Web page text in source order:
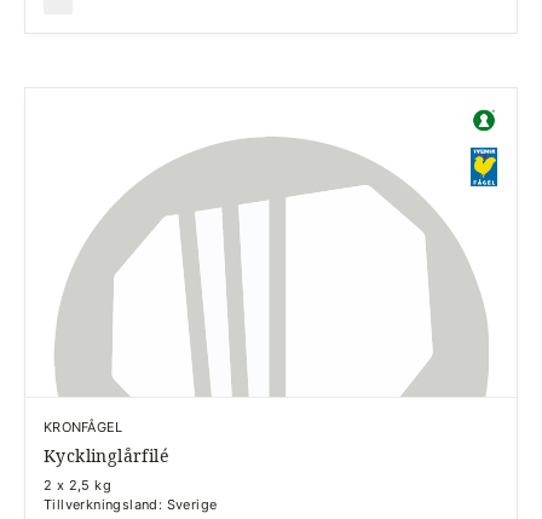
KRONFÅGEL
Kycklinglårfilé
2 x 2,5 kg
Tillverkningsland: Sverige